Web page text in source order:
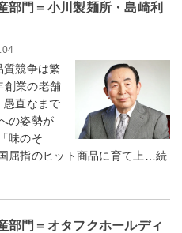
部門＝小川製麺所・島崎利
競争は繁
業の老舗
愚直なまで
の姿勢が
味のそ
屈指のヒット商品に育て上…続
部門＝オタフクホールディ